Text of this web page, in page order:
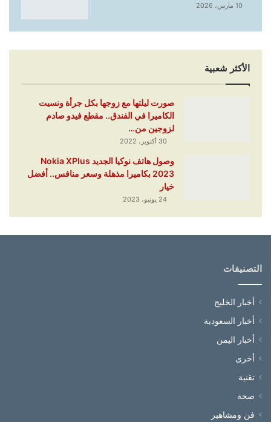
10 مارس، 2026
الأكثر شعبية
صورت ليلتها مع زوجها بكل جرأة ونسيت
الكاميرا في الفندق.. مقطع فيدو صادم
لزوجين من…
30 أكتوبر، 2022
وصول هاتف نوكيا الجديد Nokia XPlus
2023 بكاميرا مذهلة وسعر منافس.. أفضل
خيار
24 يونيو، 2023
التصنيفات
أخبار الخليج
أخبار السعودية
أخبار اليمن
أخرى
تقنية
صحة
فن ومشاهير